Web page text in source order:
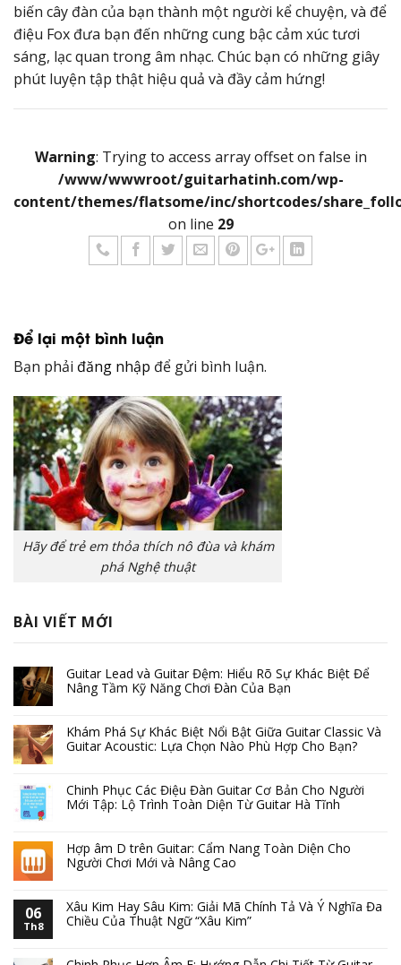
biến cây đàn của bạn thành một người kể chuyện, và để
điệu Fox đưa bạn đến những cung bậc cảm xúc tươi
sáng, lạc quan trong âm nhạc. Chúc bạn có những giây
phút luyện tập thật hiệu quả và đầy cảm hứng!
Warning: Trying to access array offset on false in
/www/wwwroot/guitarhatinh.com/wp-
content/themes/flatsome/inc/shortcodes/
on line 29
Để lại một bình luận
Bạn phải đăng nhập để gửi bình luận.
Hãy để trẻ em thỏa thích nô đùa và khám
phá Nghệ thuật
BÀI VIẾT MỚI
Guitar Lead và Guitar Đệm: Hiểu Rõ Sự Khác Biệt Để
Nâng Tầm Kỹ Năng Chơi Đàn Của Bạn
Khám Phá Sự Khác Biệt Nổi Bật Giữa Guitar Classic Và
Guitar Acoustic: Lựa Chọn Nào Phù Hợp Cho Bạn?
Chinh Phục Các Điệu Đàn Guitar Cơ Bản Cho Người
Mới Tập: Lộ Trình Toàn Diện Từ Guitar Hà Tĩnh
Hợp âm D trên Guitar: Cẩm Nang Toàn Diện Cho
Người Chơi Mới và Nâng Cao
06
Th8
Xâu Kim Hay Sâu Kim: Giải Mã Chính Tả Và Ý Nghĩa Đa
Chiều Của Thuật Ngữ “Xâu Kim”